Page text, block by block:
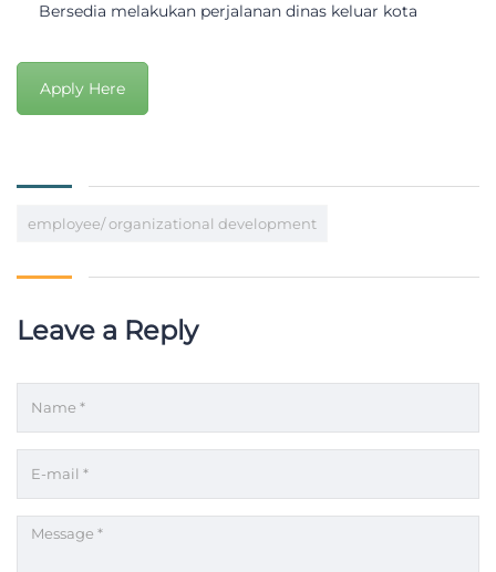
Bersedia melakukan perjalanan dinas keluar kota
Apply Here
employee/ organizational development
Leave a Reply